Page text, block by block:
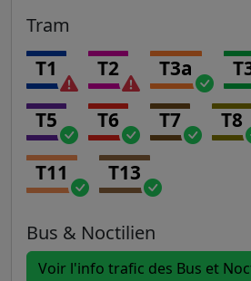
Tram
T1 T2 T3a
T5 T6 T7 T8
T11 T13
Bus & Noctilien
Voir l'info trafic des Bus et